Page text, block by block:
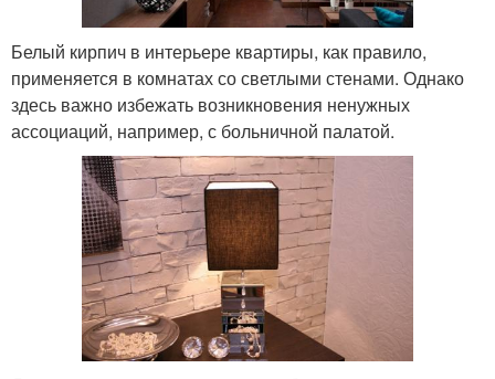
Белый кирпич в интерьере квартиры, как правило,
применяется в комнатах со светлыми стенами. Однако
здесь важно избежать возникновения ненужных
ассоциаций, например, с больничной палатой.